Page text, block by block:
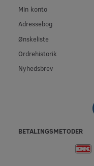
Min konto
Adressebog
Ønskeliste
Ordrehistorik
Nyhedsbrev
BETALINGSMETODER